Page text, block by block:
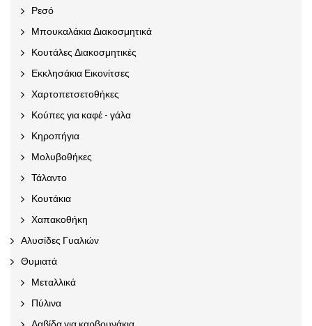
Ρεσό
Μπουκαλάκια Διακοσμητικά
Κουτάλες Διακοσμητικές
Εκκλησάκια Εικονίτσες
Χαρτοπετσετοθήκες
Κούπες για καφέ - γάλα
Κηροπήγια
Μολυβοθήκες
Τάλαντο
Κουτάκια
Χαπακοθήκη
Αλυσίδες Γυαλιών
Θυμιατά
Μεταλλικά
Πύλινα